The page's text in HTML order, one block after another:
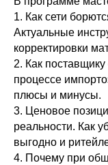
1. Как сети
Актуальные
корректировки
2. Как
процессе
плюсы и минусы.
3. Ценовое
реальности. Как
выгодно и
4. Почему при